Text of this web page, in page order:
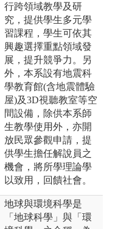
行跨領域教學及研
究，提供學生多元學
習課程，學生可依其
興趣選擇重點領域發
展，提升競爭力。另
外，本系設有地震科
學教育館(含地震體驗
屋)及3D視聽教室等空
間設備，除供本系師
生教學使用外，亦開
放民眾參觀申請，提
供學生擔任解說員之
機會，將所學理論學
以致用，回饋社會。
地球與環境科學是
「地球科學」與「環